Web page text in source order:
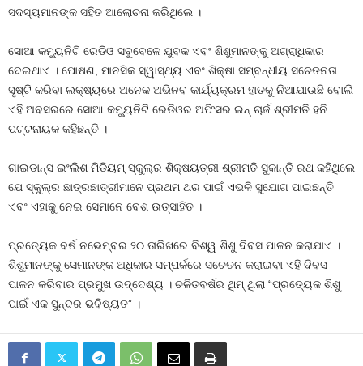
ସଦସ୍ୟମାନଙ୍କ ସହିତ ଆଲୋଚନା କରିଥିଲେ ।
ସୋଆ କମ୍ୟୁନିଟି ରେଡିଓ ସବୁବେଳେ ଯୁବକ ଏବଂ ଶିଶୁମାନଙ୍କୁ ଅଗ୍ରାଧିକାର
ଦେଇଥାଏ । ପୋଷଣ, ମାନସିକ ସ୍ୱାସ୍ଥ୍ୟ ଏବଂ ଶିକ୍ଷା ସମ୍ବନ୍ଧୀୟ ସଚେତନତା
ସୃଷ୍ଟି କରିବା ଲକ୍ଷ୍ୟରେ ଅନେକ ଅଭିନବ କାର୍ଯ୍ୟକ୍ରମ ହାତକୁ ନିଆଯାଉଛି ବୋଲି
ଏହି ଅବସରରେ ସୋଆ କମ୍ୟୁନିଟି ରେଡିଓର ଅଫିସର ଇନ୍ ଚାର୍ଜ ଶ୍ରୀମତି ହନି
ପଟ୍ଟନାୟକ କହିଛନ୍ତି ।
ଗାଇଡାନ୍ସ ଇଂଲିଶ ମିଡିୟମ୍ ସ୍କୁଲ୍‌ର ଶିକ୍ଷୟତ୍ରୀ ଶ୍ରୀମତି ସୁକାନ୍ତି ରଥ କହିଥିଲେ
ଯେ ସ୍କୁଲ୍‌ର ଛାତ୍ରଛାତ୍ରୀମାନେ ପ୍ରଥମ ଥର ପାଇଁ ଏଭଳି ସୁଯୋଗ ପାଇଛନ୍ତି
ଏବଂ ଏହାକୁ ନେଇ ସେମାନେ ବେଶ ଉତ୍ସାହିତ ।
ପ୍ରତ୍ୟେକ ବର୍ଷ ନଭେମ୍ବର ୨୦ ତାରିଖରେ ବିଶ୍ୱ ଶିଶୁ ଦିବସ ପାଳନ କରାଯାଏ ।
ଶିଶୁମାନଙ୍କୁ ସେମାନଙ୍କ ଅଧିକାର ସମ୍ପର୍କରେ ସଚେତନ କରାଇବା ଏହି ଦିବସ
ପାଳନ କରିବାର ପ୍ରମୁଖ ଉଦ୍ଦେଶ୍ୟ । ଚଳିତବର୍ଷର ଥିମ୍ ଥିଲା “ପ୍ରତ୍ୟେକ ଶିଶୁ
ପାଇଁ ଏକ ସୁନ୍ଦର ଭବିଷ୍ୟତ” ।